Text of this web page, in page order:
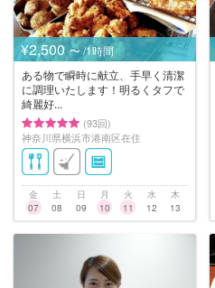
¥2,500 〜 /1時間
ある物で瞬時に献立、手早く清潔
に調理いたします！明るくタフで
綺麗好...
(93回)
神奈川県横浜市港南区在住
金
07
土
08
日
09
月
10
火
11
水
12
木
13